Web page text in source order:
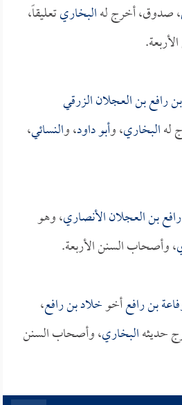
، صدوق، أخرج لهالبخاريتعليقاً،
رافع بن العجلان الزرقي
لهالبخاري، وأبو داود، والنسائي،
بن العجلان الأنصاري، وهو
، وأصحاب السنن الأربعة.
بن رافعأخوخلاد بن رافع،
حديثهالبخاري، وأصحاب السنن